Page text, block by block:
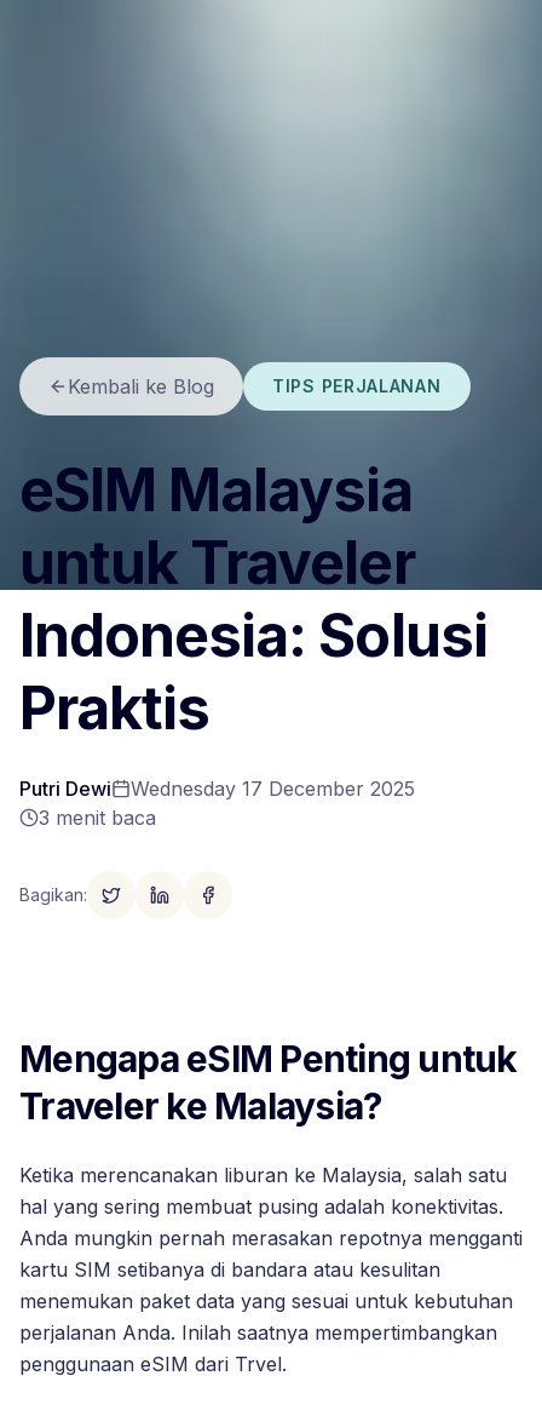
Kembali ke Blog TIPS PERJALANAN
eSIM Malaysia
untuk Traveler
Indonesia: Solusi
Praktis
Putri Dewi
Wednesday 17 December 2025
3 menit baca
Bagikan:
Mengapa eSIM Penting untuk
Traveler ke Malaysia?
Ketika merencanakan liburan ke Malaysia, salah satu
hal yang sering membuat pusing adalah konektivitas.
Anda mungkin pernah merasakan repotnya mengganti
kartu SIM setibanya di bandara atau kesulitan
menemukan paket data yang sesuai untuk kebutuhan
perjalanan Anda. Inilah saatnya mempertimbangkan
penggunaan eSIM dari Trvel.